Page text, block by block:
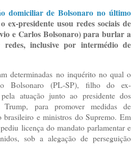
domiciliar de Bolsonaro no último
ex-presidente usou redes sociais de
e Carlos Bolsonaro) para burlar a
redes, inclusive por intermédio de
determinadas no inquérito no qual o
Bolsonaro (PL-SP), filho do ex-
atuação junto ao presidente dos
para promover medidas de
brasileiro e ministros do Supremo. Em
licença do mandato parlamentar e
sob a alegação de perseguição